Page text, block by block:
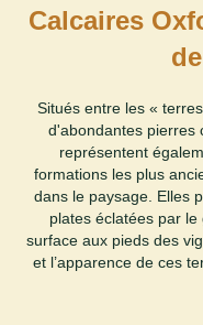
Calcaires
Situés entre les «
d'abondantes pierres
représentent
formations les plus
dans le paysage. Elles
plates éclatées par
surface aux pieds des
et l’apparence de ces